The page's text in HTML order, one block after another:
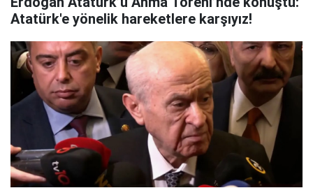
Atatürk'e yönelik hareketlere karşıyız!